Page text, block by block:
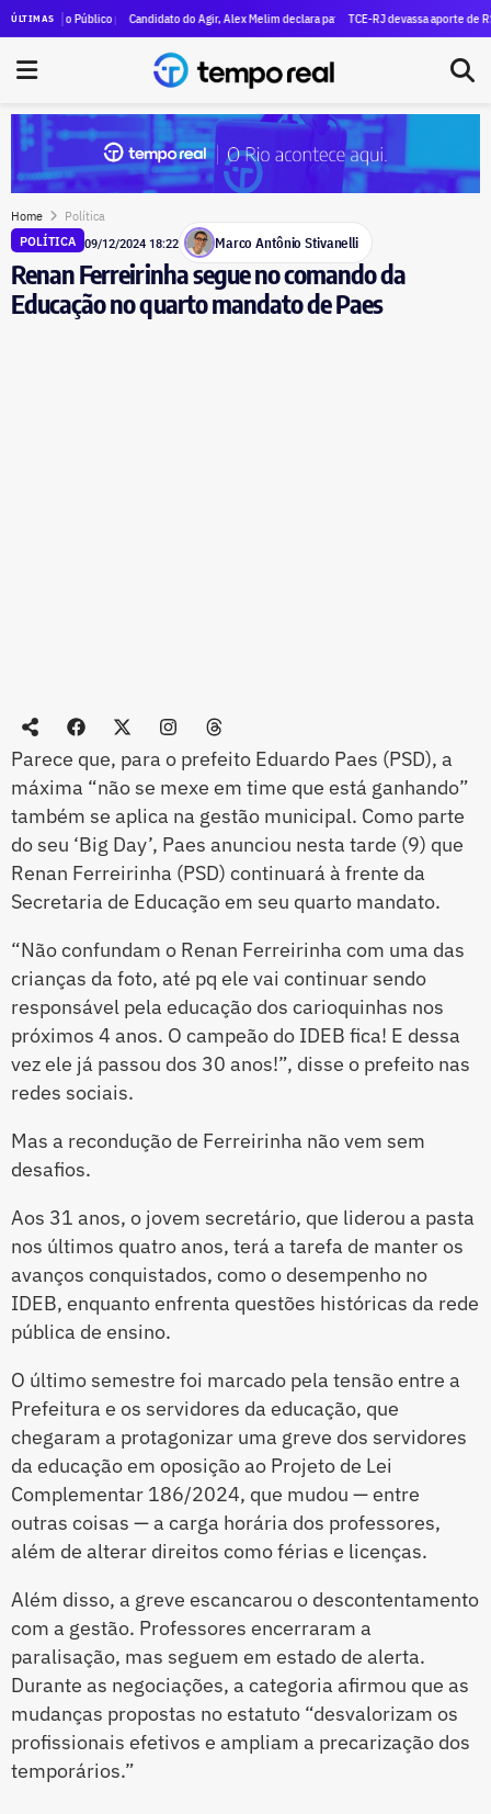
ÚLTIMAS
em patrimônio
Público pede execução da condenação e da inelegibilidade de Garotinho
Candidato do Agir, Alex Melim declara patrimônio de R$ 30 milhões à Justiça
TCE-RJ devassa aporte de R$ 59,6
Home Política
POLÍTICA 09/12/2024 18:22 Marco Antônio Stivanelli
Renan Ferreirinha segue no comando da
Educação no quarto mandato de Paes
Parece que, para o prefeito Eduardo Paes (PSD), a
máxima “não se mexe em time que está ganhando”
também se aplica na gestão municipal. Como parte
do seu ‘Big Day’, Paes anunciou nesta tarde (9) que
Renan Ferreirinha (PSD) continuará à frente da
Secretaria de Educação em seu quarto mandato.
“Não confundam o Renan Ferreirinha com uma das
crianças da foto, até pq ele vai continuar sendo
responsável pela educação dos carioquinhas nos
próximos 4 anos. O campeão do IDEB fica! E dessa
vez ele já passou dos 30 anos!”, disse o prefeito nas
redes sociais.
Mas a recondução de Ferreirinha não vem sem
desafios.
Aos 31 anos, o jovem secretário, que liderou a pasta
nos últimos quatro anos, terá a tarefa de manter os
avanços conquistados, como o desempenho no
IDEB, enquanto enfrenta questões históricas da rede
pública de ensino.
O último semestre foi marcado pela tensão entre a
Prefeitura e os servidores da educação, que
chegaram a protagonizar uma greve dos servidores
da educação em oposição ao Projeto de Lei
Complementar 186/2024, que mudou — entre
outras coisas — a carga horária dos professores,
além de alterar direitos como férias e licenças.
Além disso, a greve escancarou o descontentamento
com a gestão. Professores encerraram a
paralisação, mas seguem em estado de alerta.
Durante as negociações, a categoria afirmou que as
mudanças propostas no estatuto “desvalorizam os
profissionais efetivos e ampliam a precarização dos
temporários.”